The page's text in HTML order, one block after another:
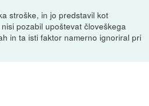
stroške, in jo predstavil kot
pozabil upoštevat človeškega
in ta isti faktor namerno ignoriral pri